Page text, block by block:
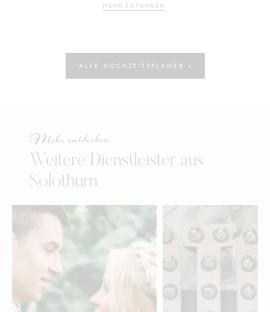
MEHR ERFAHREN
ALLE HOCHZEITSPLANER »
Mehr entdecken
Weitere Dienstleister aus
Solothurn